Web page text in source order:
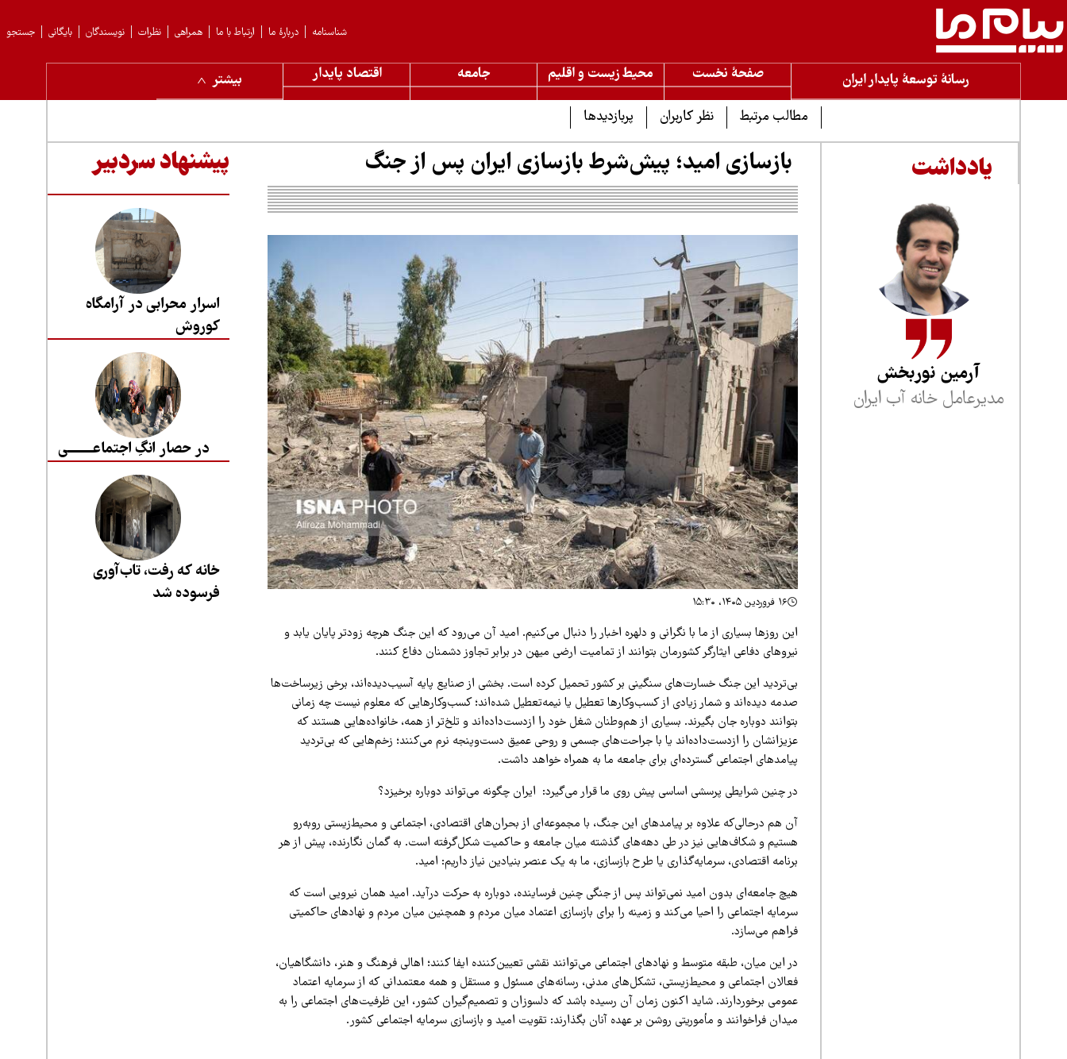
جستجو بایگانی نویسندگان نظرات همراهی ارتباط با ما دربارهٔ ما شناسنامه
رسانۀ توسعۀ پایدار ایران صفحۀ نخست محیط زیست و اقلیم جامعه اقتصاد پایدار
بیشتر
مطالب مرتبط
نظر کاربران پربازدیدها
یادداشت
آرمین نوربخش
مدیرعامل خانه آب ایران
بازسازی امید؛ پیش‌شرط بازسازی ایران پس از جنگ
۱۶ فروردین ۱۴۰۵، ۱۵:۳۰
این روزها بسیاری از ما با نگرانی و دلهره اخبار را دنبال می‌کنیم. امید آن می‌رود که این جنگ هرچه زودتر پایان یابد و
نیروهای دفاعی ایثارگر کشورمان بتوانند از تمامیت ارضی میهن در برابر تجاوز دشمنان دفاع کنند.
بی‌تردید این جنگ خسارت‌های سنگینی بر کشور تحمیل کرده است. بخشی از صنایع پایه آسیب‌دیده‌اند، برخی زیرساخت‌ها
صدمه دیده‌اند و شمار زیادی از کسب‌وکارها تعطیل یا نیمه‌تعطیل شده‌اند؛ کسب‌وکارهایی که معلوم نیست چه زمانی
بتوانند دوباره جان بگیرند. بسیاری از هم‌وطنان شغل خود را ازدست‌داده‌اند و تلخ‌تر از همه، خانواده‌هایی هستند که
عزیزانشان را ازدست‌داده‌اند یا با جراحت‌های جسمی و روحی عمیق دست‌وپنجه نرم می‌کنند؛ زخم‌هایی که بی‌تردید
پیامدهای اجتماعی گسترده‌ای برای جامعه ما به همراه خواهد داشت.
در چنین شرایطی پرسشی اساسی پیش روی ما قرار می‌گیرد: ایران چگونه می‌تواند دوباره برخیزد؟
آن هم درحالی‌که علاوه بر پیامدهای این جنگ، با مجموعه‌ای از بحران‌های اقتصادی، اجتماعی و محیط‌زیستی روبه‌رو
هستیم و شکاف‌هایی نیز در طی دهه‌های گذشته میان جامعه و حاکمیت شکل‌گرفته است. به گمان نگارنده، پیش از هر
برنامه اقتصادی، سرمایه‌گذاری یا طرح بازسازی، ما به یک عنصر بنیادین نیاز داریم: امید.
هیچ جامعه‌ای بدون امید نمی‌تواند پس از جنگی چنین فرساینده، دوباره به حرکت درآید. امید همان نیرویی است که
سرمایه اجتماعی را احیا می‌کند و زمینه را برای بازسازی اعتماد میان مردم و همچنین میان مردم و نهادهای حاکمیتی
فراهم می‌سازد.
در این میان، طبقه متوسط و نهادهای اجتماعی می‌توانند نقشی تعیین‌کننده ایفا کنند؛ اهالی فرهنگ و هنر، دانشگاهیان،
فعالان اجتماعی و محیط‌زیستی، تشکل‌های مدنی، رسانه‌های مسئول و مستقل و همه معتمدانی که از سرمایه اعتماد
عمومی برخوردارند. شاید اکنون زمان آن رسیده باشد که دلسوزان و تصمیم‌گیران کشور، این ظرفیت‌های اجتماعی را به
میدان فراخوانند و مأموریتی روشن بر عهده آنان بگذارند: تقویت امید و بازسازی سرمایه اجتماعی کشور.
پیشنهاد سردبیر
اسرار محرابی در آرامگاه
کوروش
در حصار انگِ اجتماعــــــــی
خانه که رفت، تاب‌آوری
فرسوده شد